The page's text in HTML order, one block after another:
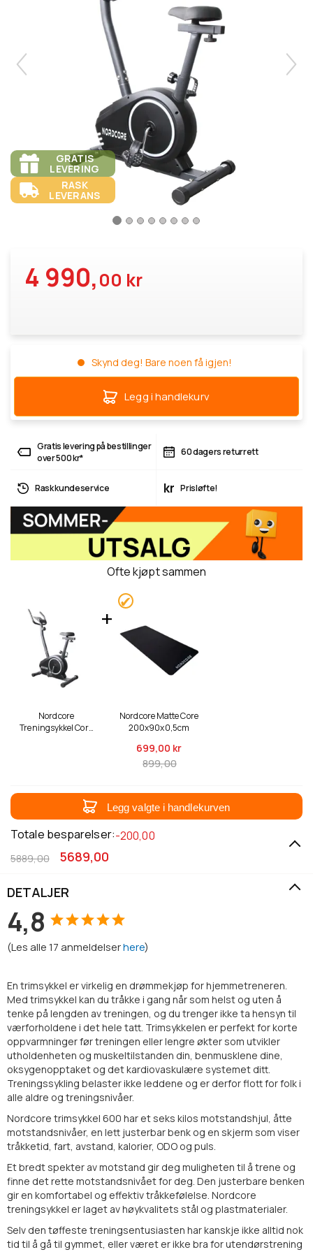
GRATIS
LEVERING
RASK
LEVERANS
4 990,00 kr
Skynd deg! Bare noen få igjen!
Legg i handlekurv
Gratis levering på bestillinger
over 500 kr*
60 dagers returrett
Rask kundeservice kr Prisløfte!
Ofte kjøpt sammen
Nordcore
Treningsykkel Core
Nordcore Matte Core
200x90x0,5cm
699,00 kr
899,00
Legg valgte i handlekurven
Totale besparelser:-200,00
5689,00
5889,00
DETALJER
4,8
(Les alle17anmeldelserhere)
En trimsykkel er virkelig en drømmekjøp for hjemmetreneren.
Med trimsykkel kan du tråkke i gang når som helst og uten å
tenke på lengden av treningen, og du trenger ikke ta hensyn til
værforholdene i det hele tatt. Trimsykkelen er perfekt for korte
oppvarmninger før treningen eller lengre økter som utvikler
utholdenheten og muskeltilstanden din, benmusklene dine,
oksygenopptaket og det kardiovaskulære systemet ditt.
Treningssykling belaster ikke leddene og er derfor flott for folk i
alle aldre og treningsnivåer.
Nordcore trimsykkel 600 har et seks kilos motstandshjul, åtte
motstandsnivåer, en lett justerbar benk og en skjerm som viser
tråkketid, fart, avstand, kalorier, ODO og puls.
Et bredt spekter av motstand gir deg muligheten til å trene og
finne det rette motstandsnivået for deg. Den justerbare benken
gir en komfortabel og effektiv tråkkefølelse. Nordcore
treningsykkel er laget av høykvalitets stål og plastmaterialer.
Selv den tøffeste treningsentusiasten har kanskje ikke alltid nok
tid til å gå til gymmet, eller været er ikke bra for utendørstrening